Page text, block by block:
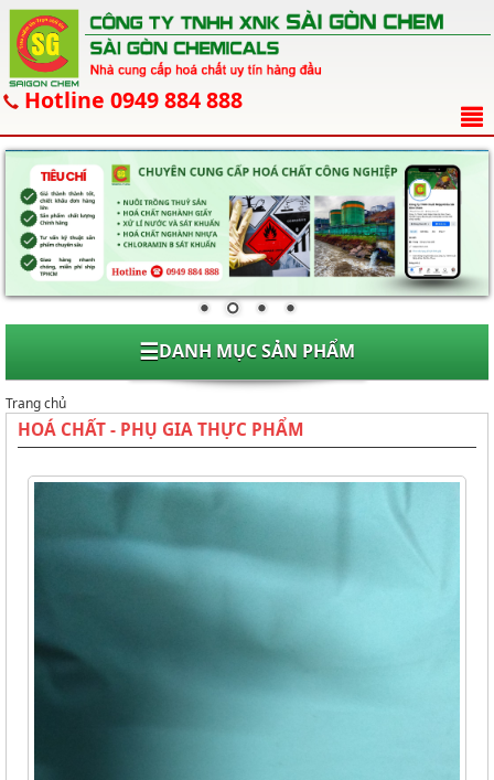
Hotline 0949 884 888
☰DANH MỤC SẢN PHẨM
Trang chủ
HOÁ CHẤT - PHỤ GIA THỰC PHẨM